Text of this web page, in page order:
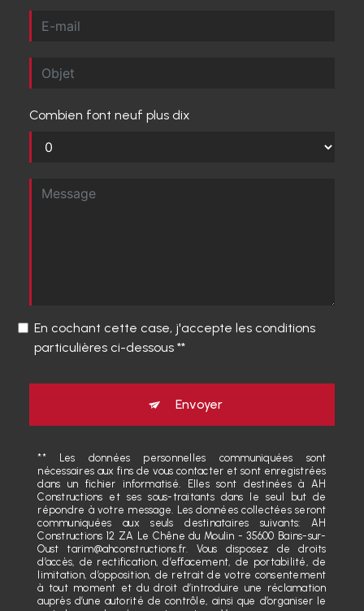
Combien font neuf plus dix
En cochant cette case, j'accepte les conditions
particulières ci-dessous **
Envoyer
** Les données personnelles communiquées sont
nécessaires aux fins de vous contacter et sont enregistrées
dans un fichier informatisé. Elles sont destinées à AH
Constructions et ses sous-traitants dans le seul but de
répondre à votre message. Les données collectées seront
communiquées aux seuls destinataires suivants: AH
Constructions 12 ZA Le Chêne du Moulin - 35600 Bains-sur-
Oust tarim@ahconstructions.fr. Vous disposez de droits
d’accès, de rectification, d’effacement, de portabilité, de
limitation, d’opposition, de retrait de votre consentement
à tout moment et du droit d’introduire une réclamation
auprès d’une autorité de contrôle, ainsi que d’organiser le